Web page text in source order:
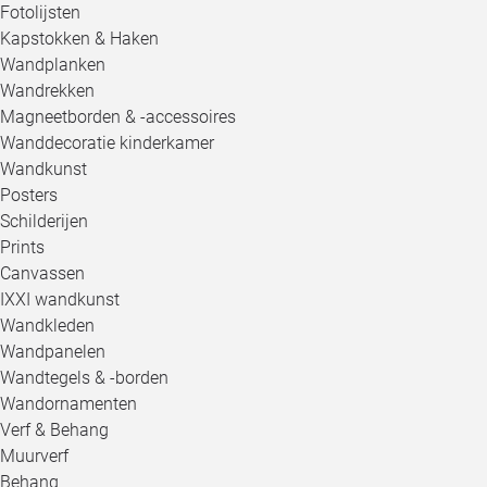
Fotolijsten
Kapstokken & Haken
Wandplanken
Wandrekken
Magneetborden & -accessoires
Wanddecoratie kinderkamer
Wandkunst
Posters
Schilderijen
Prints
Canvassen
IXXI wandkunst
Wandkleden
Wandpanelen
Wandtegels & -borden
Wandornamenten
Verf & Behang
Muurverf
Behang